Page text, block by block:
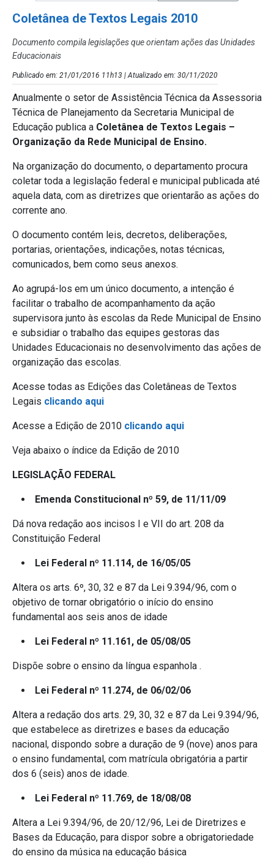
Coletânea de Textos Legais 2010
Documento compila legislações que orientam ações das Unidades
Educacionais
Publicado em: 21/01/2016 11h13 | Atualizado em: 30/11/2020
Anualmente o setor de Assistência Técnica da Assessoria
Técnica de Planejamento da Secretaria Municipal de
Educação publica a Coletânea de Textos Legais –
Organização da Rede Municipal de Ensino.
Na organização do documento, o departamento procura
coletar toda a legislação federal e municipal publicada até
aquela data, com as diretrizes que orientarão as ações do
corrente ano.
O documento contém leis, decretos, deliberações,
portarias, orientações, indicações, notas técnicas,
comunicados, bem como seus anexos.
Ao agrupá-los em um único documento, a intenção é
facilitar o trabalho de acompanhamento da ação
supervisora junto às escolas da Rede Municipal de Ensino
e subsidiar o trabalho das equipes gestoras das
Unidades Educacionais no desenvolvimento das ações de
organização das escolas.
Acesse todas as Edições das Coletâneas de Textos
Legais clicando aqui
Acesse a Edição de 2010 clicando aqui
Veja abaixo o índice da Edição de 2010
LEGISLAÇÃO FEDERAL
Emenda Constitucional nº 59, de 11/11/09
Dá nova redação aos incisos I e VII do art. 208 da
Constituição Federal
Lei Federal nº 11.114, de 16/05/05
Altera os arts. 6º, 30, 32 e 87 da Lei 9.394/96, com o
objetivo de tornar obrigatório o início do ensino
fundamental aos seis anos de idade
Lei Federal nº 11.161, de 05/08/05
Dispõe sobre o ensino da língua espanhola .
Lei Federal nº 11.274, de 06/02/06
Altera a redação dos arts. 29, 30, 32 e 87 da Lei 9.394/96,
que estabelece as diretrizes e bases da educação
nacional, dispondo sobre a duração de 9 (nove) anos para
o ensino fundamental, com matrícula obrigatória a partir
dos 6 (seis) anos de idade.
Lei Federal nº 11.769, de 18/08/08
Altera a Lei 9.394/96, de 20/12/96, Lei de Diretrizes e
Bases da Educação, para dispor sobre a obrigatoriedade
do ensino da música na educação básica